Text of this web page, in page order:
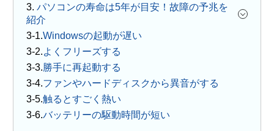
3. パソコンの寿命は5年が目安！故障の予兆を
紹介
Windowsの起動が遅い
よくフリーズする
勝手に再起動する
ファンやハードディスクから異音がする
触るとすごく熱い
バッテリーの駆動時間が短い